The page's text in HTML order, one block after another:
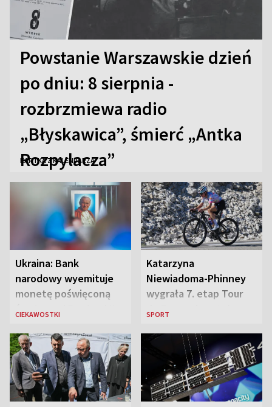
Powstanie Warszawskie dzień
po dniu: 8 sierpnia -
rozbrzmiewa radio
„Błyskawica”, śmierć „Antka
Rozpylacza”
KARTKA Z KALENDARZA
Ukraina: Bank
narodowy wyemituje
monetę poświęconą
św. Janowi Pawłowi II
CIEKAWOSTKI
Katarzyna
Niewiadoma-Phinney
wygrała 7. etap Tour
de France i została
SPORT